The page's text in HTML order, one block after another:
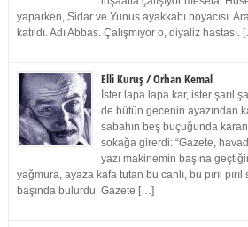
yaparken, Sidar ve Yunus ayakkabı boyacısı.
katıldı. Adı Abbas. Çalışmıyor o, diyaliz hastası.
Elli Kuruş / Orhan Kemal
İster lapa lapa kar, ister şarıl
de bütün gecenin ayazından
sabahın beş buçuğunda
sokağa girerdi: “Gazete,
yazı makinemin başına
yağmura, ayaza kafa tutan bu canlı, bu pırıl
başında bulurdu. Gazete […]